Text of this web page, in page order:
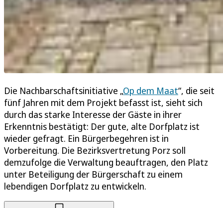
Die Nachbarschaftsinitiative „Op dem Maat“, die seit
fünf Jahren mit dem Projekt befasst ist, sieht sich
durch das starke Interesse der Gäste in ihrer
Erkenntnis bestätigt: Der gute, alte Dorfplatz ist
wieder gefragt. Ein Bürgerbegehren ist in
Vorbereitung. Die Bezirksvertretung Porz soll
demzufolge die Verwaltung beauftragen, den Platz
unter Beteiligung der Bürgerschaft zu einem
lebendigen Dorfplatz zu entwickeln.